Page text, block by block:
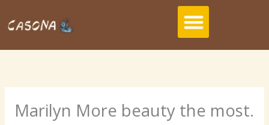
Menu
Marilyn More beauty the most.